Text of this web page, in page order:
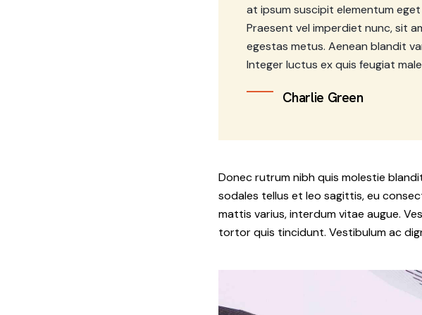
at ipsum suscipit elementum
Praesent vel imperdiet nunc, sit
egestas metus. Aenean blandit
Integer luctus ex quis feugiat
Charlie Green
Donec rutrum nibh quis molestie
sodales tellus et leo sagittis, eu
mattis varius, interdum vitae augue.
tortor quis tincidunt. Vestibulum ac